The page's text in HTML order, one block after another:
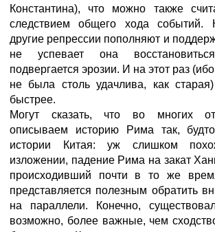
Константина), что можно также
следствием общего хода событий.
другие репрессии пополняют и
не успевает она
подвергается эрозии. И на этот раз
не была столь удачлива, как
быстрее.
Могут сказать, что во многих
описываем историю Рима так,
истории Китая: уж слишком
изложении, падение Рима на закат
происходивший почти в то же
представляется полезным обратить
на параллели. Конечно,
возможно, более важные, чем